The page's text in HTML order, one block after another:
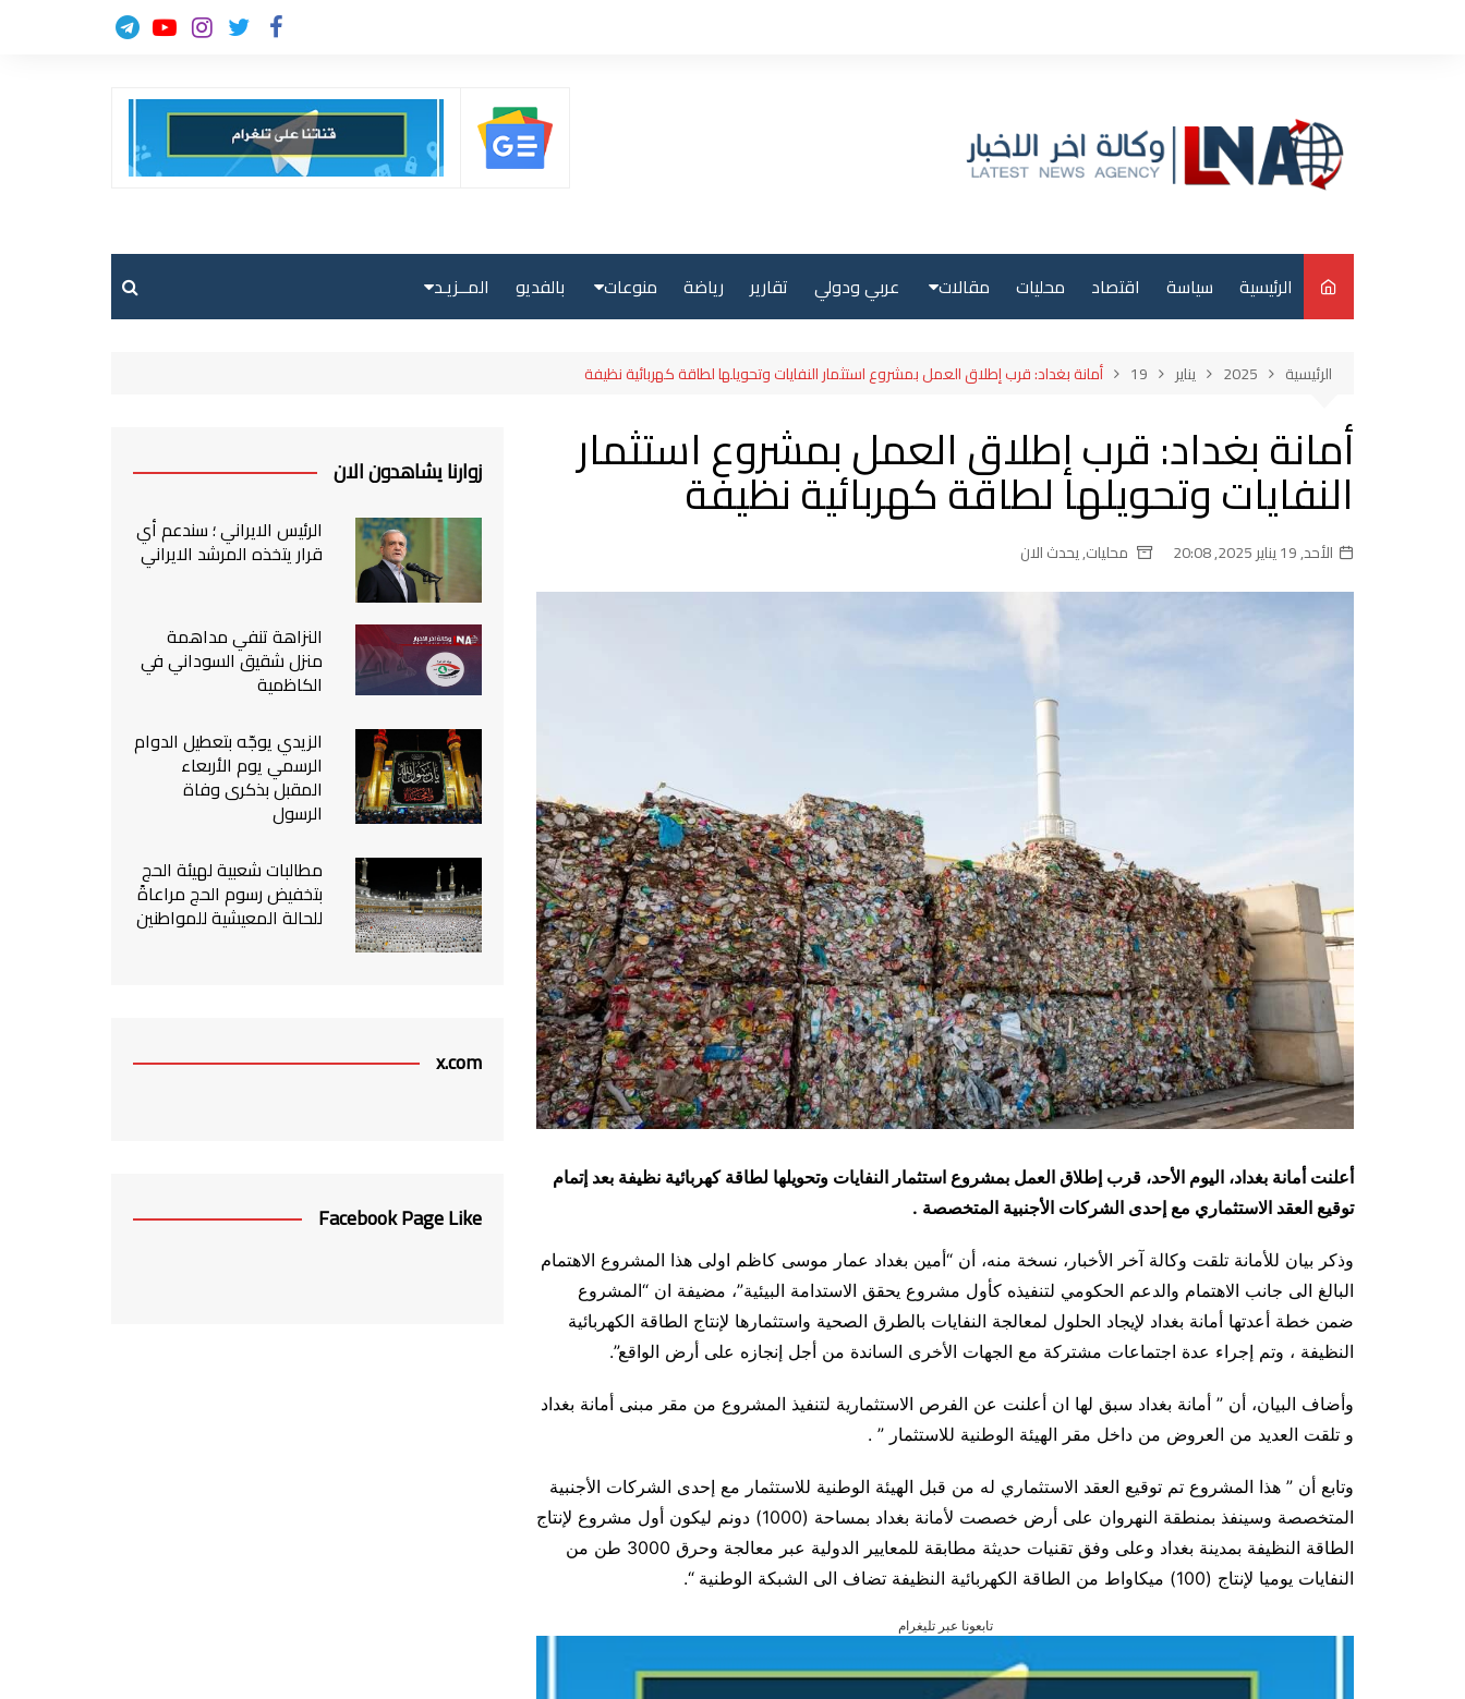
الرئيسية سياسة اقتصاد محليات مقالات
عربية
دولية
عربي ودولي تقارير رياضة منوعات
علوم وتكنولوجيا
سياحة
بالفديو المــزيـد
من نحن
اتصل بنا
الرئيسية 2025 يناير 19 أمانة بغداد: قرب إطلاق العمل بمشروع استثمار النفايات وتحويلها لطاقة كهربائية نظيفة
أمانة بغداد: قرب إطلاق العمل بمشروع استثمار
النفايات وتحويلها لطاقة كهربائية نظيفة
الأحد, 19 يناير 2025, 20:08 محليات,يحدث الان
أعلنت أمانة بغداد، اليوم الأحد، قرب إطلاق العمل بمشروع استثمار النفايات وتحويلها لطاقة كهربائية نظيفة بعد إتمام
توقيع العقد الاستثماري مع إحدى الشركات الأجنبية المتخصصة .
وذكر بيان للأمانة تلقت وكالة آخر الأخبار، نسخة منه، أن “أمين بغداد عمار موسى كاظم اولى هذا المشروع الاهتمام
البالغ الى جانب الاهتمام والدعم الحكومي لتنفيذه كأول مشروع يحقق الاستدامة البيئية”، مضيفة ان “المشروع
ضمن خطة أعدتها أمانة بغداد لإيجاد الحلول لمعالجة النفايات بالطرق الصحية واستثمارها لإنتاج الطاقة الكهربائية
النظيفة ، وتم إجراء عدة اجتماعات مشتركة مع الجهات الأخرى الساندة من أجل إنجازه على أرض الواقع”.
وأضاف البيان، أن ” أمانة بغداد سبق لها ان أعلنت عن الفرص الاستثمارية لتنفيذ المشروع من مقر مبنى أمانة بغداد
و تلقت العديد من العروض من داخل مقر الهيئة الوطنية للاستثمار ” .
وتابع أن ” هذا المشروع تم توقيع العقد الاستثماري له من قبل الهيئة الوطنية للاستثمار مع إحدى الشركات الأجنبية
المتخصصة وسينفذ بمنطقة النهروان على أرض خصصت لأمانة بغداد بمساحة (1000) دونم ليكون أول مشروع لإنتاج
الطاقة النظيفة بمدينة بغداد وعلى وفق تقنيات حديثة مطابقة للمعايير الدولية عبر معالجة وحرق 3000 طن من
النفايات يوميا لإنتاج (100) ميكاواط من الطاقة الكهربائية النظيفة تضاف الى الشبكة الوطنية “.
تابعونا عبر تليغرام
زوارنا يشاهدون الان
الرئيس الايراني ؛ سندعم أي
قرار يتخذه المرشد الايراني
النزاهة تنفي مداهمة
منزل شقيق السوداني في
الكاظمية
الزيدي يوجّه بتعطيل الدوام
الرسمي يوم الأربعاء
المقبل بذكرى وفاة
الرسول
مطالبات شعبية لهيئة الحج
بتخفيض رسوم الحج مراعاةً
للحالة المعيشية للمواطنين
x.com
Facebook Page Like